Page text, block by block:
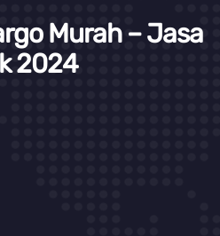
Murah – Jasa
2024